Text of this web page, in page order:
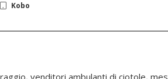
Kobo